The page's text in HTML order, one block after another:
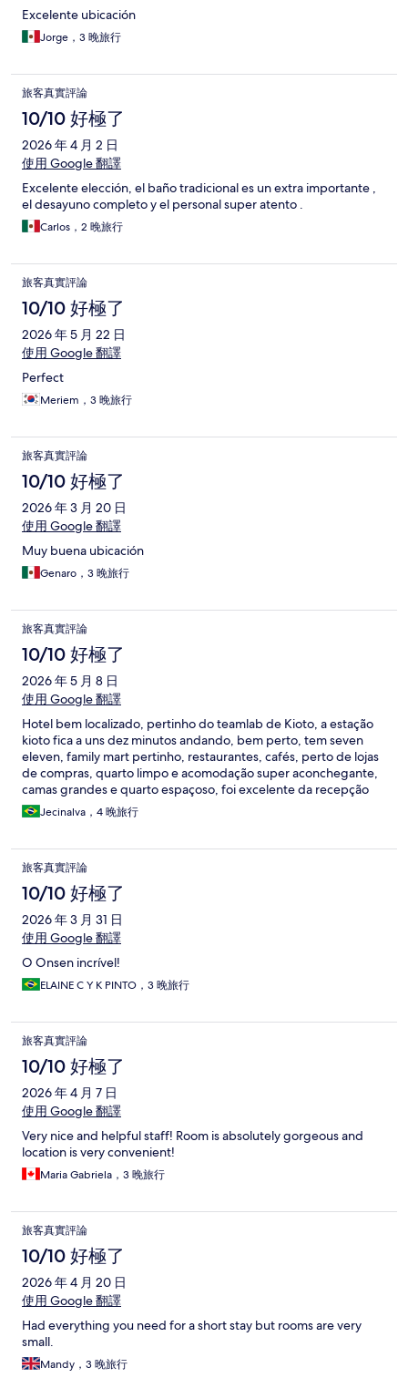
Excelente ubicación
Jorge，3 晚旅行
旅客真實評論
10/10 好極了
2026 年 4 月 2 日
使用 Google 翻譯
Excelente elección, el baño tradicional es un extra importante ,
el desayuno completo y el personal super atento .
Carlos，2 晚旅行
旅客真實評論
10/10 好極了
2026 年 5 月 22 日
使用 Google 翻譯
Perfect
Meriem，3 晚旅行
旅客真實評論
10/10 好極了
2026 年 3 月 20 日
使用 Google 翻譯
Muy buena ubicación
Genaro，3 晚旅行
旅客真實評論
10/10 好極了
2026 年 5 月 8 日
使用 Google 翻譯
Hotel bem localizado, pertinho do teamlab de Kioto, a estação
kioto fica a uns dez minutos andando, bem perto, tem seven
eleven, family mart pertinho, restaurantes, cafés, perto de lojas
de compras, quarto limpo e acomodação super aconchegante,
camas grandes e quarto espaçoso, foi excelente da recepção
ate o checkout.
Jecinalva，4 晚旅行
旅客真實評論
10/10 好極了
2026 年 3 月 31 日
使用 Google 翻譯
O Onsen incrível!
ELAINE C Y K PINTO，3 晚旅行
旅客真實評論
10/10 好極了
2026 年 4 月 7 日
使用 Google 翻譯
Very nice and helpful staff! Room is absolutely gorgeous and
location is very convenient!
Maria Gabriela，3 晚旅行
旅客真實評論
10/10 好極了
2026 年 4 月 20 日
使用 Google 翻譯
Had everything you need for a short stay but rooms are very
small.
Mandy，3 晚旅行